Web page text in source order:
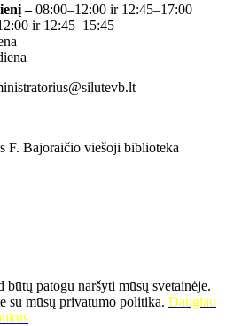
–08:00–12:00 ir 12:45–17:00
ir 12:45–15:45
F. Bajoraičio viešoji biblioteka
būtų patogu naršyti mūsų svetainėje.
su mūsų privatumo politika. Daugiau